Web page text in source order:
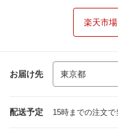
楽天市
お届け先
配送予定 15時までの注文で